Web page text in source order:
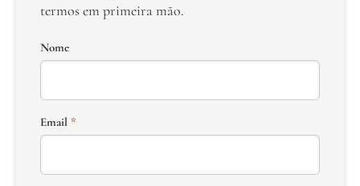
termos em primeira mão.
Nome
Email *